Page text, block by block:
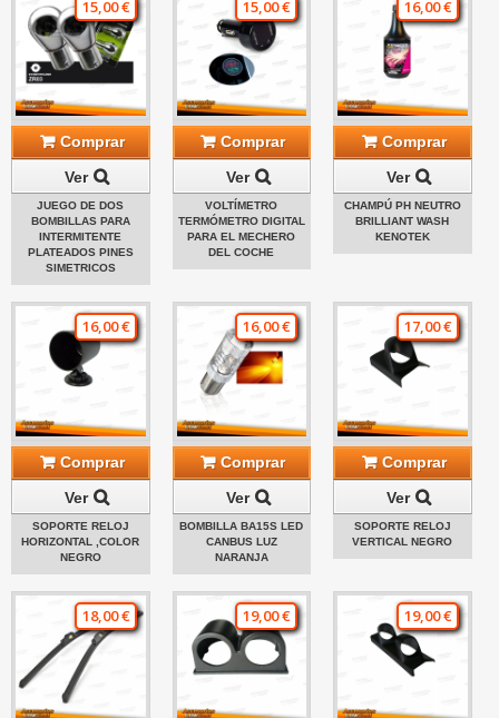
15,00 €
Comprar
Ver
JUEGO DE DOS
BOMBILLAS PARA
INTERMITENTE
PLATEADOS PINES
SIMETRICOS
15,00 €
Comprar
Ver
VOLTÍMETRO
TERMÓMETRO DIGITAL
PARA EL MECHERO
DEL COCHE
16,00 €
Comprar
Ver
CHAMPÚ PH NEUTRO
BRILLIANT WASH
KENOTEK
16,00 €
Comprar
Ver
SOPORTE RELOJ
HORIZONTAL ,COLOR
NEGRO
16,00 €
Comprar
Ver
BOMBILLA BA15S LED
CANBUS LUZ
NARANJA
17,00 €
Comprar
Ver
SOPORTE RELOJ
VERTICAL NEGRO
18,00 € 19,00 € 19,00 €